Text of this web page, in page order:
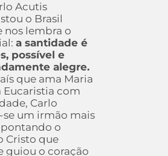
Acutis
o Brasil
nos lembra o
a santidade é
possível e
alegre.
que ama Maria
Eucaristia com
Carlo
um irmão mais
o
Cristo que
guiou o coração